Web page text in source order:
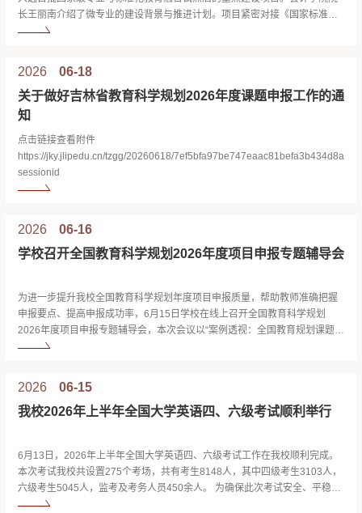
长王丽南介绍了微专业的建设背景与推进计划。项目紧密对接《国家标准化
发展纲要》中“提升产业标准化水平”“推动标准化与科技创新互动”等要求，依
2026
06-18
关于做好吉林省教育科学规划2026年度课题申报工作的通
知
点击链接查看附件
https://jky.jlipedu.cn/tzgg/20260618/
sessionid
2026
06-16
学校召开全国教育科学规划2026年度项目申报专题辅导会
为进一步提升我校全国教育科学规划年度项目申报质量，帮助教师准确把握
申报要点、提高申报成功率，6月15日学校在线上召开全国教育科学规划
2026年度项目申报专题辅导会，本次会议以“案例透视：全国教育规划课题申
报破局关键”为主题，邀请东北师范大学刘丽艳教授担任主讲嘉宾。刘丽艳教
2026
06-15
我校2026年上半年全国大学英语四、六级考试顺利举行
6月13日，2026年上半年全国大学英语四、六级考试工作在我校顺利完成。
本次考试我校共设置275个考场，共有考生8148人，其中四级考生3103人，
六级考生5045人，监考及考务人员450余人。 为确保此次考试安全、平稳进
行，学校在考前发布《2026年6月13日大学英语四、六级考试工作安排》